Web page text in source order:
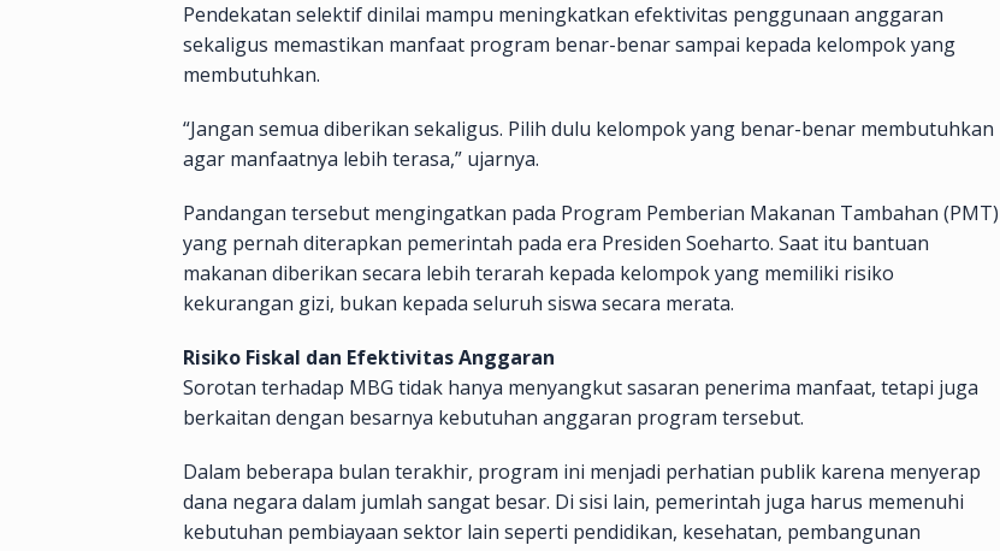
Pendekatan selektif dinilai mampu meningkatkan efektivitas penggunaan anggaran
sekaligus memastikan manfaat program benar-benar sampai kepada kelompok yang
membutuhkan.
“Jangan semua diberikan sekaligus. Pilih dulu kelompok yang benar-benar membutuhkan
agar manfaatnya lebih terasa,” ujarnya.
Pandangan tersebut mengingatkan pada Program Pemberian Makanan Tambahan (PMT)
yang pernah diterapkan pemerintah pada era Presiden Soeharto. Saat itu bantuan
makanan diberikan secara lebih terarah kepada kelompok yang memiliki risiko
kekurangan gizi, bukan kepada seluruh siswa secara merata.
Risiko Fiskal dan Efektivitas Anggaran
Sorotan terhadap MBG tidak hanya menyangkut sasaran penerima manfaat, tetapi juga
berkaitan dengan besarnya kebutuhan anggaran program tersebut.
Dalam beberapa bulan terakhir, program ini menjadi perhatian publik karena menyerap
dana negara dalam jumlah sangat besar. Di sisi lain, pemerintah juga harus memenuhi
kebutuhan pembiayaan sektor lain seperti pendidikan, kesehatan, pembangunan